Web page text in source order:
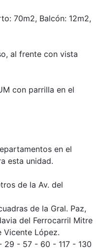
70m2, Balcón: 12m2,
al frente con vista
con parrilla en el
en el
esta unidad.
de la Av. del
de la Gral. Paz,
del Ferrocarril Mitre
Vicente López.
29 - 57 - 60 - 117 - 130